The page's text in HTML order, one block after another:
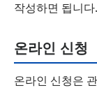
작성하면 됩니다.
온라인 신청
온라인 신청은